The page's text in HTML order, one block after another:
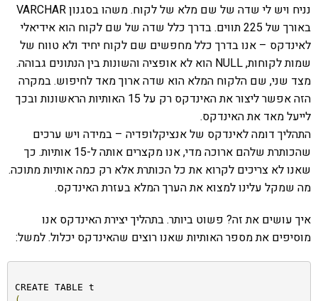
נניח ויש לי שדה של שם מלא של לקוח. משהו בסגנון VARCHAR
באורך של 225 תווים. בדרך כלל שדה של שם לקוח הוא אידיאלי
לאינדקס – אנו בדרך כלל מחפשים שם לקוח יחיד ולא טווח של
שמות לקוחות, NULL הוא לא אופציה והשונות בין הנתונים גבוהה.
מצד שני, שם הלקוח המלא הוא שדה ארוך מאד לחיפוש. במקרה
הזה אפשר ליצור את האינדקס רק על 15 האותיות הראשונות ובכך
לייעל מאד את האינדקס.
התהליך דומה לאינדקס של אנציקלופדיה – במידה ויש ערכים
שהכותרת שלהם ארוכה מדי, אנו מקצרים אותה ל-15 אותיות. כך
שאנו לא צריכים לקרוא את כל הכותרת אלא רק כמה אותיות מתוכה.
מה שמקל עלינו למצוא את הערך המלא בעזרת האינדקס.
איך עושים את זה? פשוט ביותר. בתהליך יצירת האינדקס אנו
מוסיפים את מספר האותיות שאנו רוצים שהאינדקס יכלול. למשל: